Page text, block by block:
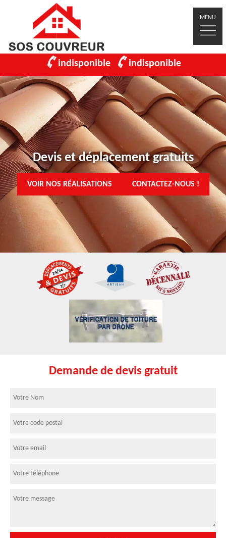
MENU
indisponible indisponible
Devis et déplacement gratuits
VOIR NOS RÉALISATIONS CONTACTEZ-NOUS !
Demande de devis gratuit